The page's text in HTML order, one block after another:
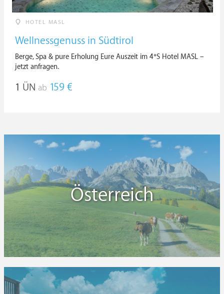
HOTEL MASL
Wellnessgenuss in Südtirol
Berge, Spa & pure Erholung Eure Auszeit im 4*S Hotel MASL –
jetzt anfragen.
1 ÜN ab 159 €
Österreich